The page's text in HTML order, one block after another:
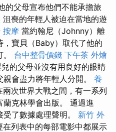
的父母宣布他們不能承擔旅
沮喪的年輕人被迫在當地的遊
按摩 當約翰尼（Johnny）離
寶貝（Baby）取代了他的
台中整骨價錢 下午茶 外燴
的父母並沒有用良好的眼睛
會盡力將年輕人分開。 養
兩次世界大戰之間，有一系列
克林學會出版。 通過進
了數據處理聲明。 新竹 外
在列表中的每部電影中都展示